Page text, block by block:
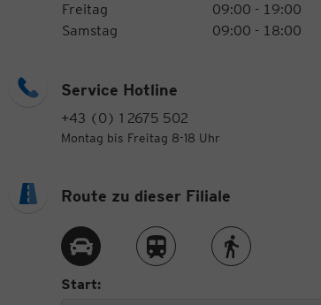
Freitag
09:00 - 19:00
Samstag
09:00 - 18:00
Service Hotline
+43 (0) 1 2675 502
Montag bis Freitag 8-18 Uhr
Route zu dieser Filiale
Route per AutoRoute per ZugRoute zu Fuß
Start: